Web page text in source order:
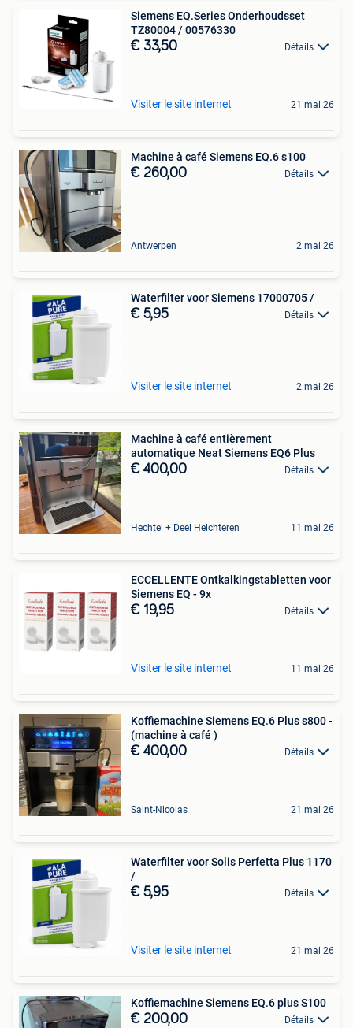
Siemens EQ.Series Onderhoudsset
TZ80004 / 00576330
€ 33,50 Détails
Visiter le site internet 21 mai 26
Machine à café Siemens EQ.6 s100
€ 260,00 Détails
Antwerpen 2 mai 26
Waterfilter voor Siemens 17000705 /
€ 5,95 Détails
Visiter le site internet 2 mai 26
Machine à café entièrement
automatique Neat Siemens EQ6 Plus
€ 400,00 Détails
Hechtel + Deel Helchteren 11 mai 26
ECCELLENTE Ontkalkingstabletten voor
Siemens EQ - 9x
€ 19,95 Détails
Visiter le site internet 11 mai 26
Koffiemachine Siemens EQ.6 Plus s800 -
(machine à café )
€ 400,00 Détails
Saint-Nicolas 21 mai 26
Waterfilter voor Solis Perfetta Plus 1170
/
€ 5,95 Détails
Visiter le site internet 21 mai 26
Koffiemachine Siemens EQ.6 plus S100
€ 200,00 Détails